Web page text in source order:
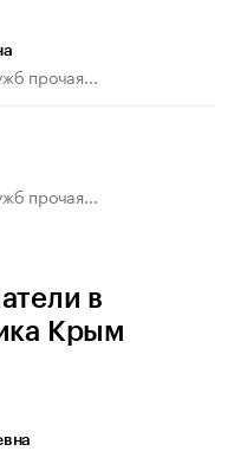
прочая...
прочая...
в
Крым